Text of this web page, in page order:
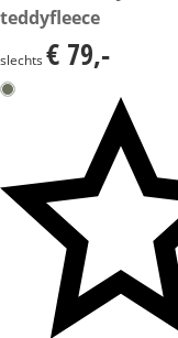
teddyfleece
€ 79,-
slechts € 79,-